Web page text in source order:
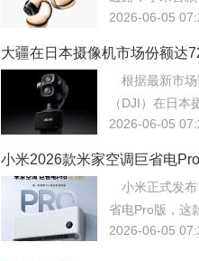
t或类似型号）
至超出了公司
2026-06-05
大疆在日本摄像机市场份额达
持续领跑行业
根据最新市
（DJI）在日本
攀升至惊人的
球的行业霸主地
2026-06-05
小米2026款米家空调巨省电
价低至1868元
小米正式发
省电Pro版，这
刷新了高能效空
2026-06-05